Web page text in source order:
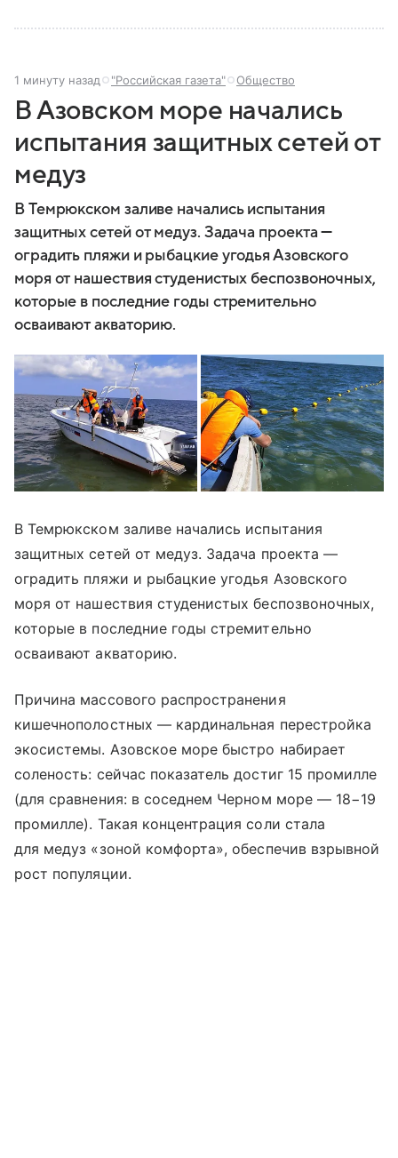
1 минуту назад "Российская газета" Общество
В Азовском море начались
испытания защитных сетей от
медуз
В Темрюкском заливе начались испытания
защитных сетей от медуз. Задача проекта —
оградить пляжи и рыбацкие угодья Азовского
моря от нашествия студенистых беспозвоночных,
которые в последние годы стремительно
осваивают акваторию.
В Темрюкском заливе начались испытания
защитных сетей от медуз. Задача проекта —
оградить пляжи и рыбацкие угодья Азовского
моря от нашествия студенистых беспозвоночных,
которые в последние годы стремительно
осваивают акваторию.
Причина массового распространения
кишечнополостных — кардинальная перестройка
экосистемы. Азовское море быстро набирает
соленость: сейчас показатель достиг 15 промилле
(для сравнения: в соседнем Черном море — 18−19
промилле). Такая концентрация соли стала
для медуз «зоной комфорта», обеспечив взрывной
рост популяции.